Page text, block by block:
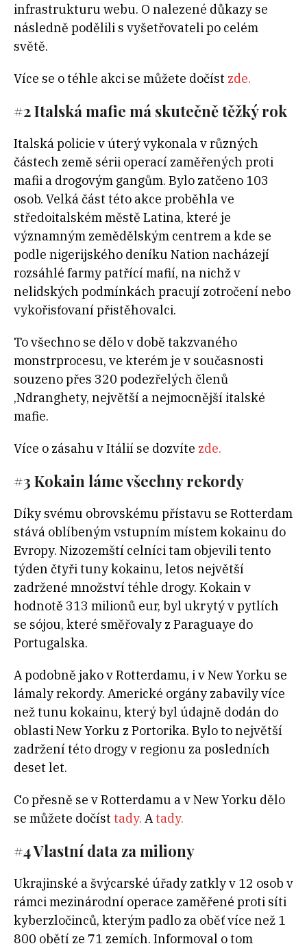
infrastrukturu webu. O nalezené důkazy se
následně podělili s vyšetřovateli po celém
světě.
Více se o téhle akci se můžete dočíst zde.
#2 Italská mafie má skutečně těžký rok
Italská policie v úterý vykonala v různých
částech země sérii operací zaměřených proti
mafii a drogovým gangům. Bylo zatčeno 103
osob. Velká část této akce proběhla ve
středoitalském městě Latina, které je
významným zemědělským centrem a kde se
podle nigerijského deníku Nation nacházejí
rozsáhlé farmy patřící mafií, na nichž v
nelidských podmínkách pracují zotročení nebo
vykořisťovaní přistěhovalci.
To všechno se dělo v době takzvaného
monstrprocesu, ve kterém je v současnosti
souzeno přes 320 podezřelých členů
‚Ndranghety, největší a nejmocnější italské
mafie.
Více o zásahu v Itálií se dozvíte zde.
#3 Kokain láme všechny rekordy
Díky svému obrovskému přístavu se Rotterdam
stává oblíbeným vstupním místem kokainu do
Evropy. Nizozemští celníci tam objevili tento
týden čtyři tuny kokainu, letos největší
zadržené množství téhle drogy. Kokain v
hodnotě 313 milionů eur, byl ukrytý v pytlích
se sójou, které směřovaly z Paraguaye do
Portugalska.
A podobně jako v Rotterdamu, i v New Yorku se
lámaly rekordy. Americké orgány zabavily více
než tunu kokainu, který byl údajně dodán do
oblasti New Yorku z Portorika. Bylo to největší
zadržení této drogy v regionu za posledních
deset let.
Co přesně se v Rotterdamu a v New Yorku dělo
se můžete dočíst tady. Atady.
#4 Vlastní data za miliony
Ukrajinské a švýcarské úřady zatkly v 12 osob v
rámci mezinárodní operace zaměřené proti síti
kyberzločinců, kterým padlo za oběť více než 1
800 obětí ze 71 zemích. Informoval o tom